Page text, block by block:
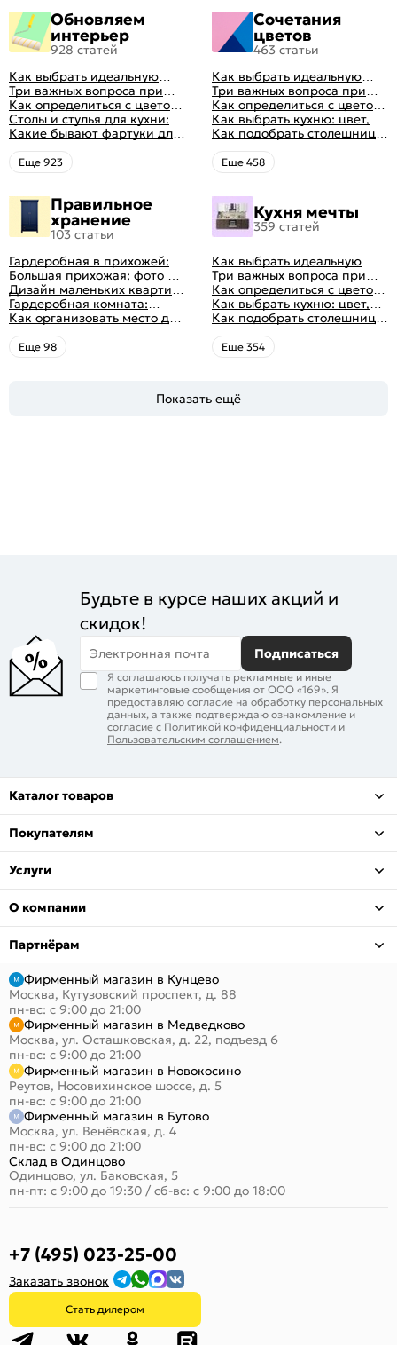
Обновляем
интерьер
928 статей
Как выбрать идеальную
планировку для кухни
Три важных вопроса при
выборе кухни: готовка,
посуда, комфорт
Как определиться с цветом
кухни: светлые, темные,
яркие
Столы и стулья для кухни:
советы по выбору
Какие бывают фартуки для
кухни: как правильно
выбрать
Eще 923
Сочетания
цветов
463 статьи
Как выбрать идеальную
планировку для кухни
Три важных вопроса при
выборе кухни: готовка,
посуда, комфорт
Как определиться с цветом
кухни: светлые, темные,
яркие
Как выбрать кухню: цвет,
планировка, аксессуары
Как подобрать столешницу
для кухни по цвету
Eще 458
Правильное
хранение
103 статьи
Гардеробная в прихожей:
виды, фото в интерьере,
идеи дизайна
Большая прихожая: фото с
функциональным
распределением дизайна
Дизайн маленьких квартир:
10 идей для дизайна
интерьера с фото
Гардеробная комната:
дизайн, планировка, советы
по обустройству,
распространенные ошибки
Как организовать место для
хранения на балконе
Eще 98
Кухня мечты
359 статей
Как выбрать идеальную
планировку для кухни
Три важных вопроса при
выборе кухни: готовка,
посуда, комфорт
Как определиться с цветом
кухни: светлые, темные,
яркие
Как выбрать кухню: цвет,
планировка, аксессуары
Как подобрать столешницу
для кухни по цвету
Eще 354
Показать ещё
Будьте в курсе наших акций и
скидок!
Электронная почта Подписаться
Я соглашаюсь получать рекламные и иные
маркетинговые сообщения от ООО «169». Я
предоставляю согласие на обработку персональных
данных, а также подтверждаю ознакомление и
согласие с Политикой конфиденциальности и
Пользовательским соглашением.
Каталог товаров
Покупателям
Услуги
О компании
Партнёрам
Фирменный магазин в Кунцево
Москва, Кутузовский проспект, д. 88
пн-вс: с 9:00 до 21:00
Фирменный магазин в Медведково
Москва, ул. Осташковская, д. 22, подъезд 6
пн-вс: с 9:00 до 21:00
Фирменный магазин в Новокосино
Реутов, Носовихинское шоссе, д. 5
пн-вс: с 9:00 до 21:00
Фирменный магазин в Бутово
Москва, ул. Венёвская, д. 4
пн-вс: с 9:00 до 21:00
Склад в Одинцово
Одинцово, ул. Баковская, 5
пн-пт: с 9:00 до 19:30 / сб-вс: с 9:00 до 18:00
+7 (495) 023-25-00
Заказать звонок
Стать дилером